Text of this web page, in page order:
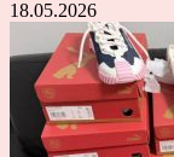
18.05.2026